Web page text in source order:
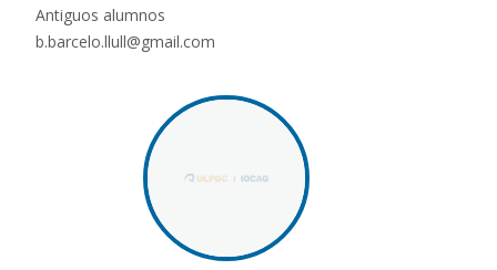
Antiguos alumnos
b.barcelo.llull@gmail.com